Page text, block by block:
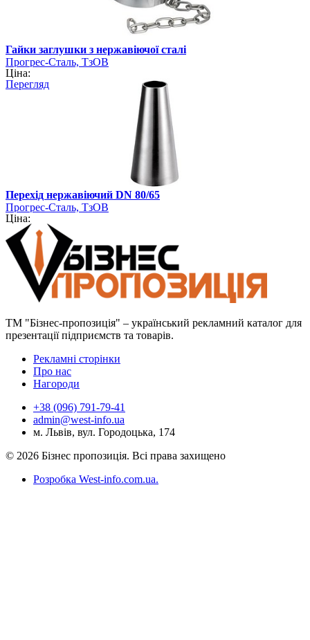
Гайки заглушки з нержавіючої сталі
Прогрес-Сталь, ТзОВ
Ціна:
Перегляд
Перехід нержавіючий DN 80/65
Прогрес-Сталь, ТзОВ
Ціна:
ТМ "Бізнес-пропозиція" – український рекламний каталог для
презентації підприємств та товарів.
Рекламні сторінки
Про нас
Нагороди
+38 (096) 791-79-41
admin@west-info.ua
м. Львів, вул. Городоцька, 174
© 2026 Бізнес пропозиція. Всі права захищено
Розробка West-info.com.ua.